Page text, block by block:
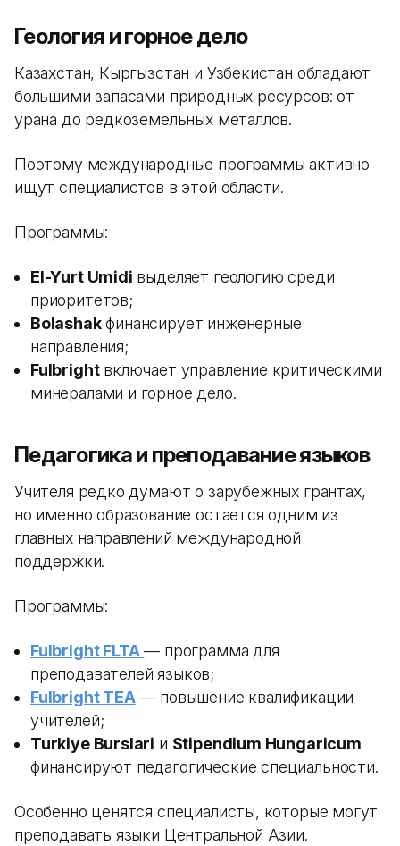
Геология и горное дело
Казахстан, Кыргызстан и Узбекистан обладают
большими запасами природных ресурсов: от
урана до редкоземельных металлов.
Поэтому международные программы активно
ищут специалистов в этой области.
Программы:
El-Yurt Umidi выделяет геологию среди
приоритетов;
Bolashakфинансирует инженерные
направления;
Fulbrightвключает управление критическими
минералами и горное дело.
Педагогика и преподавание языков
Учителя редко думают о зарубежных грантах,
но именно образование остается одним из
главных направлений международной
поддержки.
Программы:
Fulbright FLTA — программа для
преподавателей языков;
Fulbright TEA— повышение квалификации
учителей;
Turkiye Burslari и Stipendium Hungaricum
финансируют педагогические специальности.
Особенно ценятся специалисты, которые могут
преподавать языки Центральной Азии.